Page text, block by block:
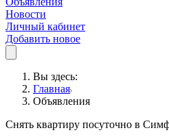
Новости
Личный кабинет
Добавить новое
Вы здесь:
Главная
Объявления
Снять квартиру посуточно в